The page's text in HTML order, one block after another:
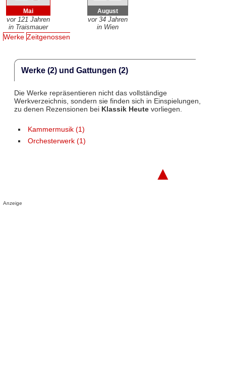
Mai
vor 121 Jahren
in Traismauer
August
vor 34 Jahren
in Wien
Werke Zeitgenossen
Werke (2) und Gattungen (2)
Die Werke repräsentieren nicht das vollständige
Werkverzeichnis, sondern sie finden sich in Einspielungen,
zu denen Rezensionen bei Klassik Heutevorliegen.
Kammermusik (1)
Orchesterwerk (1)
▲
Anzeige